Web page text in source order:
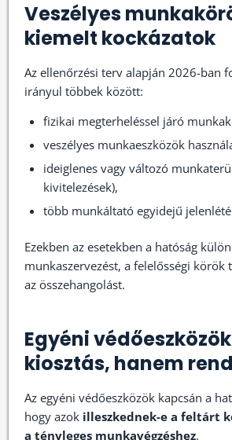
Veszélyes
kiemelt kockázatok
Az ellenőrzési terv alapján 2026-ban
irányul többek között:
fizikai megterheléssel járó
veszélyes munkaeszközök
ideiglenes vagy változó
kivitelezések),
több munkáltató egyidejű
Ezekben az esetekben a hatóság
munkaszervezést, a felelősségi körök
az összehangolást.
Egyéni
kiosztás, hanem
Az egyéni védőeszközök kapcsán a
hogy azok illeszkednek-e a feltárt
a tényleges munkavégzéshez.